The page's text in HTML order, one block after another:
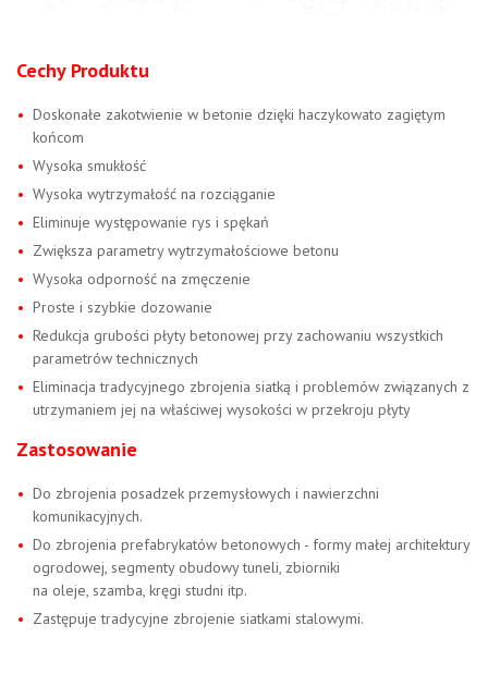
Cechy Produktu
Doskonałe zakotwienie w betonie dzięki haczykowato zagiętym
końcom
Wysoka smukłość
Wysoka wytrzymałość na rozciąganie
Eliminuje występowanie rys i spękań
Zwiększa parametry wytrzymałościowe betonu
Wysoka odporność na zmęczenie
Proste i szybkie dozowanie
Redukcja grubości płyty betonowej przy zachowaniu wszystkich
parametrów technicznych
Eliminacja tradycyjnego zbrojenia siatką i problemów związanych z
utrzymaniem jej na właściwej wysokości w przekroju płyty
Zastosowanie
Do zbrojenia posadzek przemysłowych i nawierzchni
komunikacyjnych.
Do zbrojenia prefabrykatów betonowych - formy małej architektury
ogrodowej, segmenty obudowy tuneli, zbiorniki
na oleje, szamba, kręgi studni itp.
Zastępuje tradycyjne zbrojenie siatkami stalowymi.